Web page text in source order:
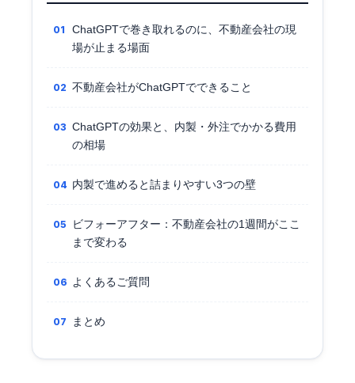
ChatGPTで巻き取れるのに、不動産会社の現
場が止まる場面
不動産会社がChatGPTでできること
ChatGPTの効果と、内製・外注でかかる費用
の相場
内製で進めると詰まりやすい3つの壁
ビフォーアフター：不動産会社の1週間がここ
まで変わる
よくあるご質問
まとめ